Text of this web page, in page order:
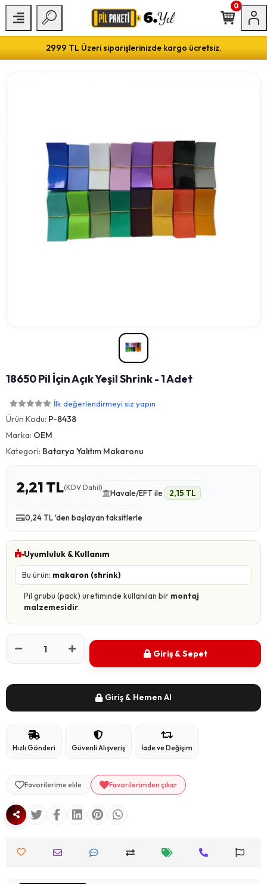
2999 TL Üzeri siparişlerinizde kargo ücretsiz.
0
18650 Pil İçin Açık Yeşil Shrink - 1 Adet
İlk değerlendirmeyi siz yapın
Ürün Kodu: P-8438
Marka: OEM
Kategori: Batarya Yalıtım Makaronu
2,21 TL(KDV Dahil)
Havale/EFT ile 2,15 TL
0,24 TL 'den başlayan taksitlerle
Uyumluluk & Kullanım
Bu ürün: makaron (shrink)
Pil grubu (pack) üretiminde kullanılan bir montaj
malzemesidir.
Giriş & Sepet
Giriş & Hemen Al
Hızlı Gönderi Güvenli Alışveriş İade ve Değişim
Favorilerime ekle Favorilerimden çıkar